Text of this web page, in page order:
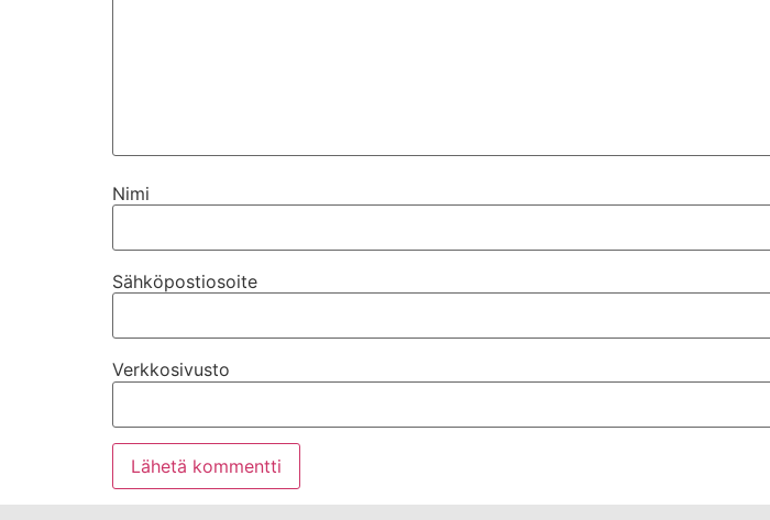
Nimi
Sähköpostiosoite
Verkkosivusto